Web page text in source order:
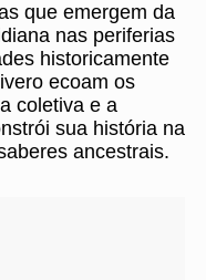
que emergem da
nas periferias
historicamente
ecoam os
coletiva e a
sua história na
ancestrais.